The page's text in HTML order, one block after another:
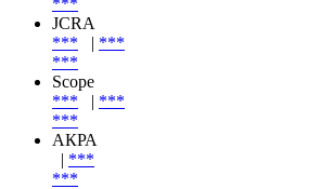
JCRA
***
| ***
***
Scope
***
| ***
***
АКРА
| ***
***